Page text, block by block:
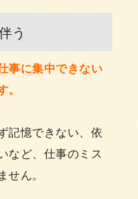
う
事に集中できない
記憶できない、依
など、仕事のミス
ん。